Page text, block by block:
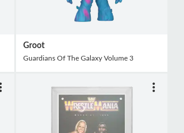
Groot
Guardians Of The Galaxy Volume 3